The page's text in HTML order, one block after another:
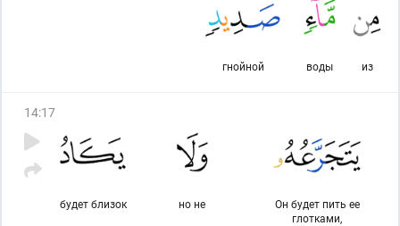
из
воды
гнойной
14:17
Он будет пить ее
глотками,
но не
будет близок